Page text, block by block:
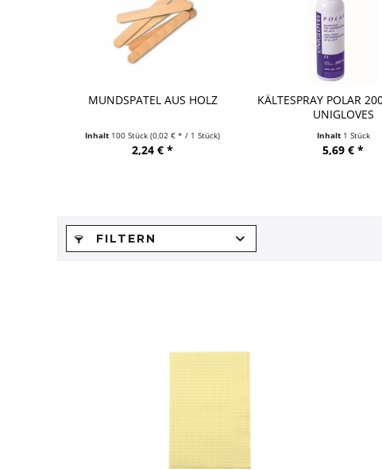
MUNDSPATEL AUS HOLZ
Inhalt 100 Stück (0,02 € * / 1 Stück)
2,24 € *
KÄLTESPRAY POLAR
UNIGLOVES
Inhalt 1 Stück
5,69 € *
FILTERN